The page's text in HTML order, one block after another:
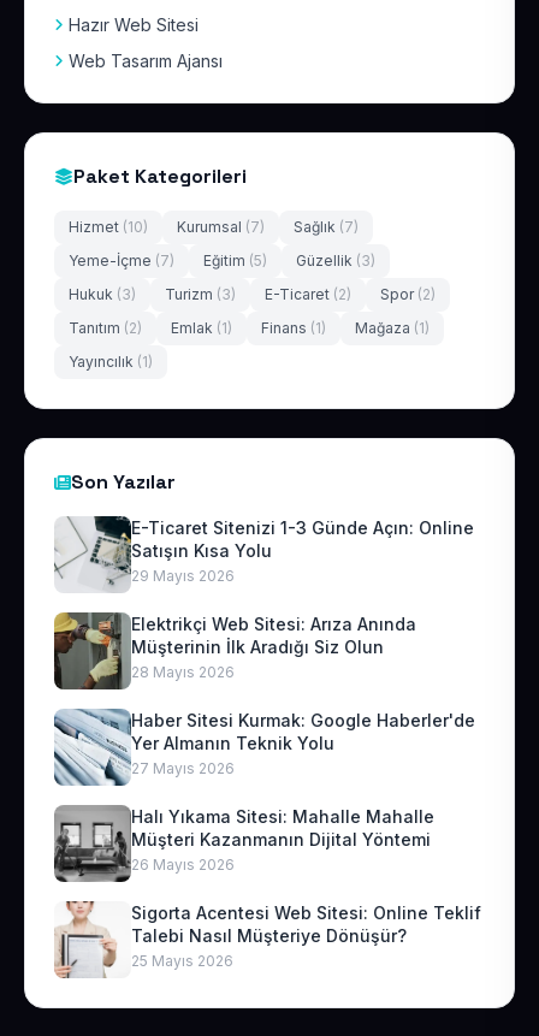
Hazır Web Sitesi
Web Tasarım Ajansı
Paket Kategorileri
Hizmet (10) Kurumsal (7) Sağlık (7)
Yeme-İçme (7) Eğitim (5) Güzellik (3)
Hukuk (3) Turizm (3) E-Ticaret (2) Spor (2)
Tanıtım (2) Emlak (1) Finans (1) Mağaza (1)
Yayıncılık (1)
Son Yazılar
E-Ticaret Sitenizi 1-3 Günde Açın: Online
Satışın Kısa Yolu
29 Mayıs 2026
Elektrikçi Web Sitesi: Arıza Anında
Müşterinin İlk Aradığı Siz Olun
28 Mayıs 2026
Haber Sitesi Kurmak: Google Haberler'de
Yer Almanın Teknik Yolu
27 Mayıs 2026
Halı Yıkama Sitesi: Mahalle Mahalle
Müşteri Kazanmanın Dijital Yöntemi
26 Mayıs 2026
Sigorta Acentesi Web Sitesi: Online Teklif
Talebi Nasıl Müşteriye Dönüşür?
25 Mayıs 2026